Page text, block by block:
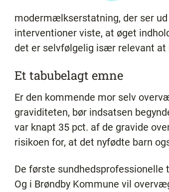
modermælkserstatning, der ser
interventioner viste, at øget
det er selvfølgelig især relevant at
Et tabubelagt emne
Er den kommende mor selv
graviditeten, bør indsatsen
var knapt 35 pct. af de gravide
risikoen for, at det nyfødte barn
De første
Og i Brøndby Kommune vil